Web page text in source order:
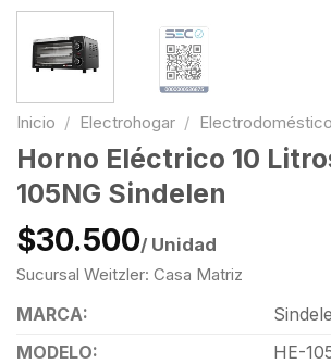
Inicio / Electrohogar /
Horno Eléctrico 10
105NG Sindelen
$30.500/ Unidad
Sucursal Weitzler: Casa Matriz
MARCA:
MODELO:
HE-